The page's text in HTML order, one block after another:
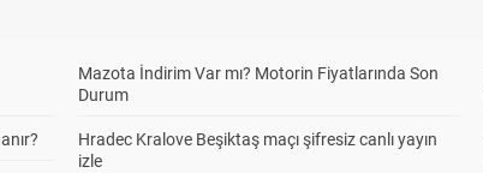
Mazota İndirim Var mı? Motorin Fiyatlarında Son
Durum
Hradec Kralove Beşiktaş maçı şifresiz canlı yayın
izle